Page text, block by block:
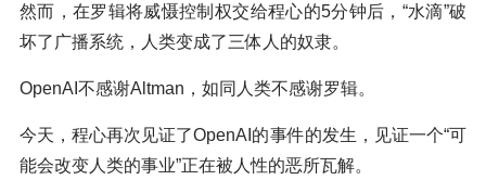
然而，在罗辑将威慑控制权交给程心的5分钟后，“水滴”破
坏了广播系统，人类变成了三体人的奴隶。
OpenAI不感谢Altman，如同人类不感谢罗辑。
今天，程心再次见证了OpenAI的事件的发生，见证一个“可
能会改变人类的事业”正在被人性的恶所瓦解。